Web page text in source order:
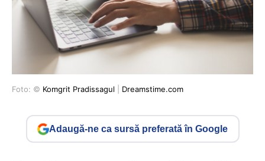
Foto: © Komgrit Pradissagul Dreamstime.com
Adaugă-ne ca sursă preferată în Google